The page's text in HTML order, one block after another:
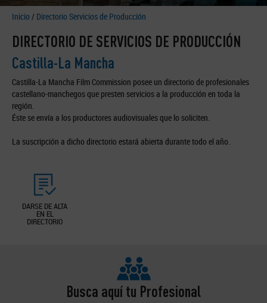
Inicio / Directorio Servicios de Producción
DIRECTORIO DE SERVICIOS DE PRODUCCIÓN
Castilla-La Mancha
Castilla-La Mancha Film Commission posee un directorio de profesionales
castellano-manchegos que presten servicios a la producción en toda la
región.
Éste se envía a los productores audiovisuales que lo soliciten.
La suscripción a dicho directorio estará abierta durante todo el año.
DARSE DE ALTA
EN EL
DIRECTORIO
Busca aquí tu Profesional